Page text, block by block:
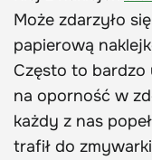
Może zdarzyło
papierową
Często to bardzo
na oporność w
każdy z nas
trafił do